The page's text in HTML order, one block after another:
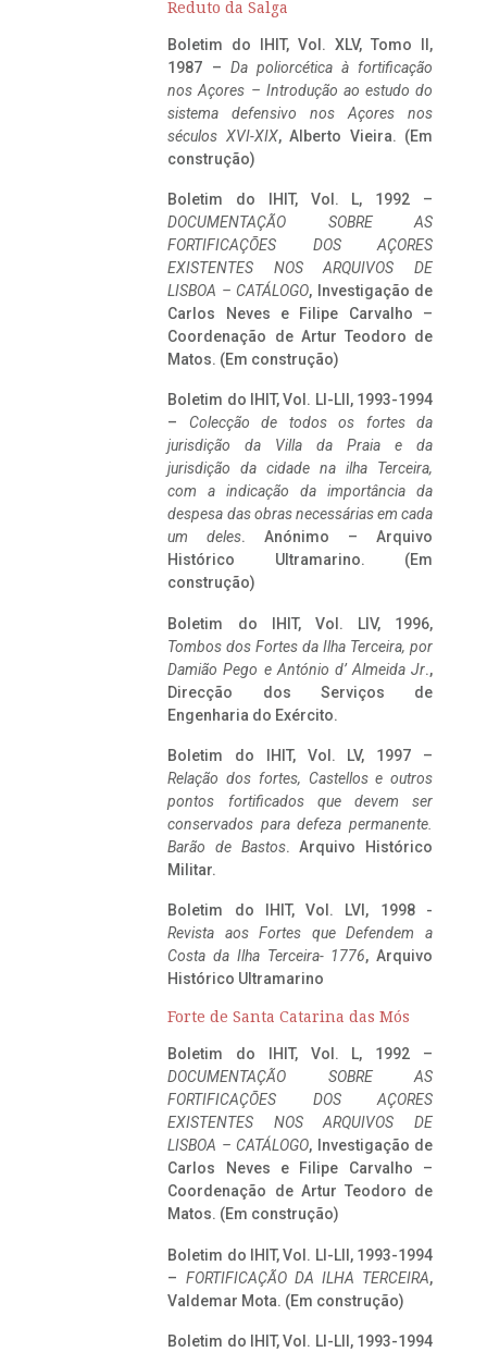
Reduto da Salga
Boletim do IHIT, Vol. XLV, Tomo II,
1987 – Da poliorcética à fortificação
nos Açores – Introdução ao estudo do
sistema defensivo nos Açores nos
séculos XVI-XIX, Alberto Vieira. (Em
construção)
Boletim do IHIT, Vol. L, 1992 –
DOCUMENTAÇÃO SOBRE AS
FORTIFICAÇÕES DOS AÇORES
EXISTENTES NOS ARQUIVOS DE
LISBOA – CATÁLOGO, Investigação de
Carlos Neves e Filipe Carvalho –
Coordenação de Artur Teodoro de
Matos. (Em construção)
Boletim do IHIT, Vol. LI-LII, 1993-1994
– Colecção de todos os fortes da
jurisdição da Villa da Praia e da
jurisdição da cidade na ilha Terceira,
com a indicação da importância da
despesa das obras necessárias em cada
um deles. Anónimo – Arquivo
Histórico Ultramarino. (Em
construção)
Boletim do IHIT, Vol. LIV, 1996,
Tombos dos Fortes da Ilha Terceira, por
Damião Pego e António d’ Almeida Jr.,
Direcção dos Serviços de
Engenharia do Exército.
Boletim do IHIT, Vol. LV, 1997 –
Relação dos fortes, Castellos e outros
pontos fortificados que devem ser
conservados para defeza permanente.
Barão de Bastos. Arquivo Histórico
Militar.
Boletim do IHIT, Vol. LVI, 1998 -
Revista aos Fortes que Defendem a
Costa da Ilha Terceira- 1776, Arquivo
Histórico Ultramarino
Forte de Santa Catarina das Mós
Boletim do IHIT, Vol. L, 1992 –
DOCUMENTAÇÃO SOBRE AS
FORTIFICAÇÕES DOS AÇORES
EXISTENTES NOS ARQUIVOS DE
LISBOA – CATÁLOGO, Investigação de
Carlos Neves e Filipe Carvalho –
Coordenação de Artur Teodoro de
Matos. (Em construção)
Boletim do IHIT, Vol. LI-LII, 1993-1994
– FORTIFICAÇÃO DA ILHA TERCEIRA,
Valdemar Mota. (Em construção)
Boletim do IHIT, Vol. LI-LII, 1993-1994